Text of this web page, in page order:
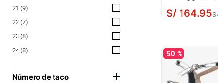
Número de taco
21 (9)
22 (7)
23 (8)
24 (8)
25 (7)
28 (1)
S/ 164.95
50 %